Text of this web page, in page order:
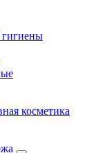
косметика